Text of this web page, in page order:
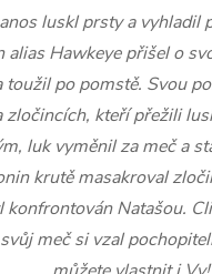
luskl prsty a vyhladil
alias Hawkeye přišel o
toužil po pomstě. Svou
zločincích, kteří přežili
luk vyměnil za meč a
krutě masakroval
konfrontován Natašou.
meč si vzal